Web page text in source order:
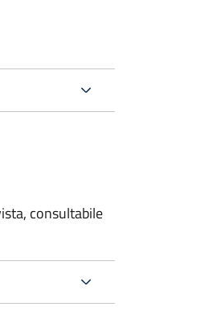
consultabile